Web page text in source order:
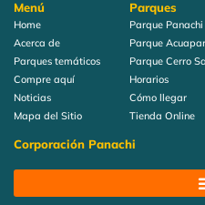
Menú
Home
Acerca de
Parques temáticos
Compre aquí
Noticias
Mapa del Sitio
Parques
Parque Panachi
Parque
Parque Cerro
Horarios
Cómo llegar
Tienda Online
Corporación Panachi